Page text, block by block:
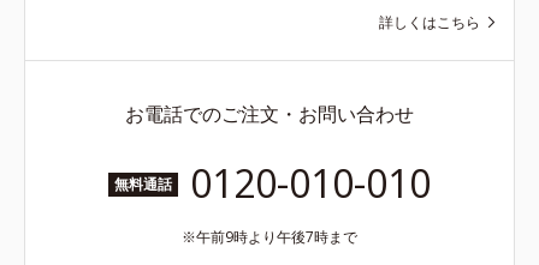
詳しくはこちら
お電話でのご注文・お問い合わせ
無料通話 0120-010-010
午前9時より午後7時まで